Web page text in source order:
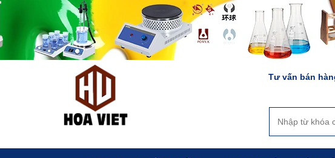
Tư vấn bán